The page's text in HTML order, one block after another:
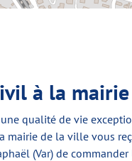
à la
qualité de vie
mairie de la ville vous
(Var) de